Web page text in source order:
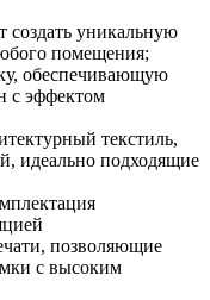
создать уникальную
помещения;
обеспечивающую
с эффектом
текстиль,
идеально подходящие
позволяющие
с высоким